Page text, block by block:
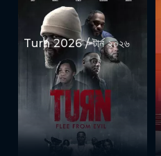
Turn 2026 / টার্ন ২০২৬